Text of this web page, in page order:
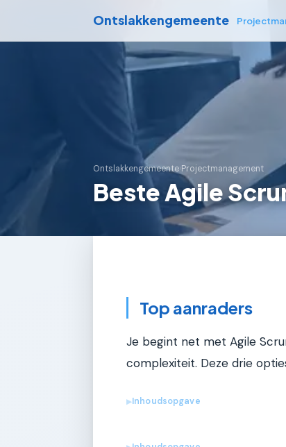
Ontslakkengemeente
Ontslakkengemeente›Projectmanagement
Beste Agile
Top aanraders
Je begint net met Agile
complexiteit. Deze drie
▶Inhoudsopgave